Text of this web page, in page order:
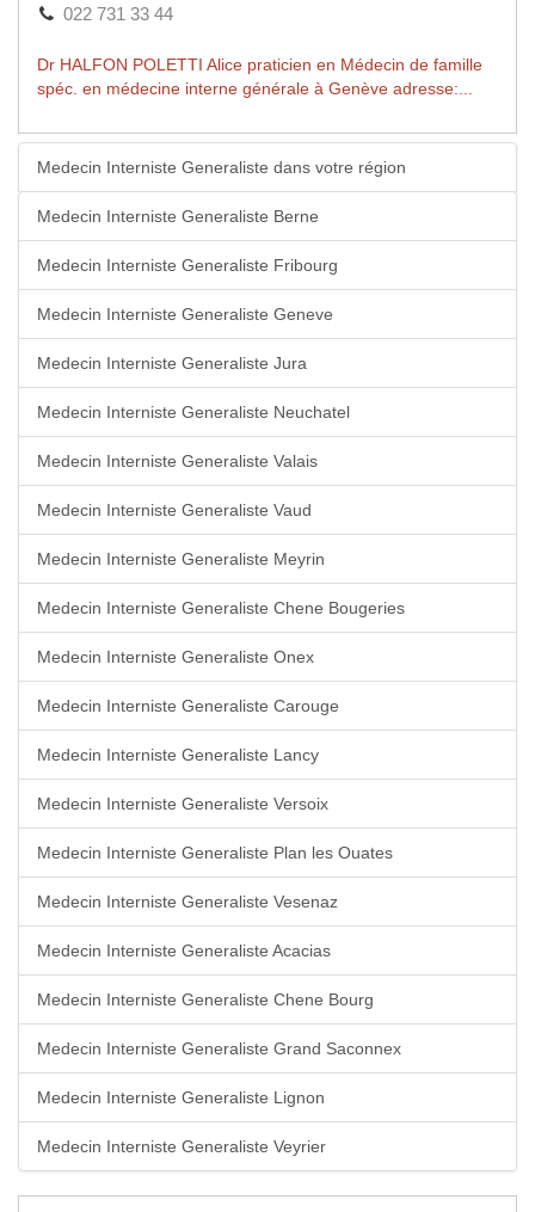
022 731 33 44
Dr HALFON POLETTI Alice praticien en Médecin de famille
spéc. en médecine interne générale à Genève adresse:...
Medecin Interniste Generaliste dans votre région
Medecin Interniste Generaliste Berne
Medecin Interniste Generaliste Fribourg
Medecin Interniste Generaliste Geneve
Medecin Interniste Generaliste Jura
Medecin Interniste Generaliste Neuchatel
Medecin Interniste Generaliste Valais
Medecin Interniste Generaliste Vaud
Medecin Interniste Generaliste Meyrin
Medecin Interniste Generaliste Chene Bougeries
Medecin Interniste Generaliste Onex
Medecin Interniste Generaliste Carouge
Medecin Interniste Generaliste Lancy
Medecin Interniste Generaliste Versoix
Medecin Interniste Generaliste Plan les Ouates
Medecin Interniste Generaliste Vesenaz
Medecin Interniste Generaliste Acacias
Medecin Interniste Generaliste Chene Bourg
Medecin Interniste Generaliste Grand Saconnex
Medecin Interniste Generaliste Lignon
Medecin Interniste Generaliste Veyrier